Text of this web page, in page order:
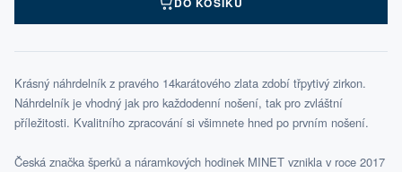
Krásný náhrdelník z pravého 14karátového zlata zdobí třpytivý zirkon.
Náhrdelník je vhodný jak pro každodenní nošení, tak pro zvláštní
příležitosti. Kvalitního zpracování si všimnete hned po prvním nošení.
Česká značka šperků a náramkových hodinek MINET vznikla v roce 2017